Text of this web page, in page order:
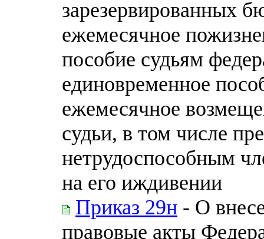
зарезервированных
ежемесячное
пособие судьям
единовременное
ежемесячное
судьи, в том числе
нетрудоспособным
на его иждивении
Приказ 29н - О
правовые акты